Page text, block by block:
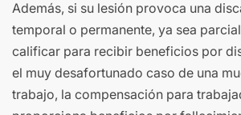
Además, si su lesión provoca una
temporal o permanente, ya sea
calificar para recibir beneficios por
el muy desafortunado caso de una
trabajo, la compensación para